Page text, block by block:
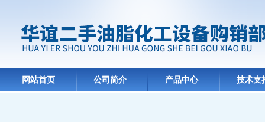
网站首页 公司简介 产品中心 技术支